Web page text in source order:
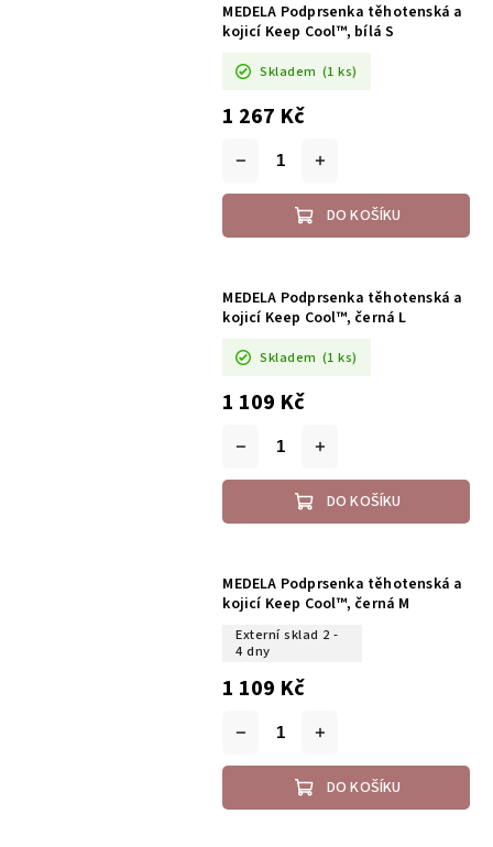
MEDELA Podprsenka těhotenská a
kojicí Keep Cool™, bílá S
Skladem (1 ks)
1 267 Kč
DO KOŠÍKU
MEDELA Podprsenka těhotenská a
kojicí Keep Cool™, černá L
Skladem (1 ks)
1 109 Kč
DO KOŠÍKU
MEDELA Podprsenka těhotenská a
kojicí Keep Cool™, černá M
Externí sklad 2 -
4 dny
1 109 Kč
DO KOŠÍKU